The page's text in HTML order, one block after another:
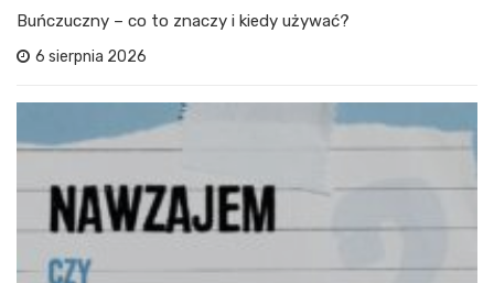
Buńczuczny – co to znaczy i kiedy używać?
6 sierpnia 2026